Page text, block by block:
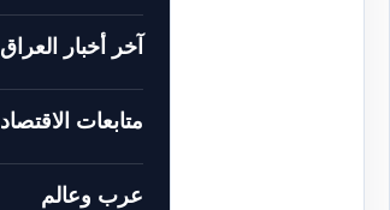
آخر أخبار العراق
متابعات
عرب وعالم